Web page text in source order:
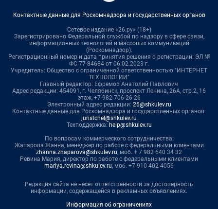
Контактные данные для Роскомнадзора и государственных органов
Сетевое издание «26.ру» (18+)
Зарегистрировано Федеральной службой по надзору в сфере связи,
информационных технологий и массовых коммуникаций
(Роскомнадзор).
Регистрационный номер и дата принятия решения о регистрации: ЭЛ №
ФС 77-84684 от 06.02.2023 г.
Учредитель: Общество с ограниченной ответственностью "ИНТЕРНЕТ
ТЕХНОЛОГИИ"
Главный редактор: Ефремов Анатолий Павлович
Адрес редакции: 454091, г. Челябинск, проспект Ленина, 26А, стр.2, 16
этаж, +7-982-706-26-26
Электронный адрес редакции: 26@shkulev.ru
Контактные данные для Роскомнадзора и государственных органов:
juristchel@shkulev.ru
Техподдержка: help@shkulev.ru
По вопросам коммерческого сотрудничества:
Жапарова Жанна, менеджер по работе с федеральными клиентами
zhanna.zhaparova@shkulev.ru, моб. + 7 982 640 34 32
Ревина Мария, директор по работе с федеральными клиентами
mariya.revina@shkulev.ru, моб. +7 910 402 4056
Редакция сайта не несет ответственности за достоверность
информации, содержащейся в рекламных объявлениях.
Информация об ограничениях